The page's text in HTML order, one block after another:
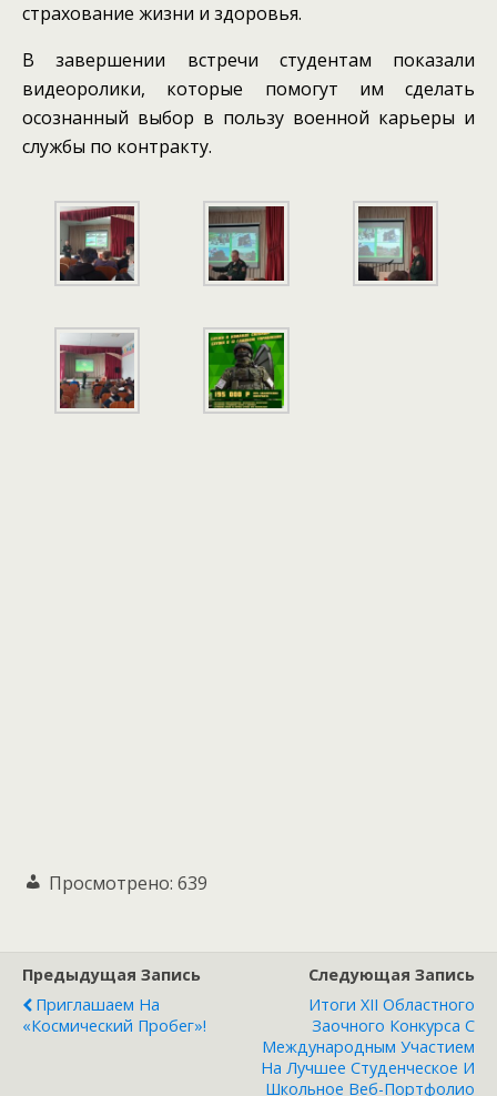
страхование жизни и здоровья.
В завершении встречи студентам показали
видеоролики, которые помогут им сделать
осознанный выбор в пользу военной карьеры и
службы по контракту.
Просмотрено: 639
Предыдущая Запись
Приглашаем На
«Космический Пробег»!
Следующая Запись
Итоги XII Областного
Заочного Конкурса С
Международным Участием
На Лучшее Студенческое И
Школьное Веб-Портфолио